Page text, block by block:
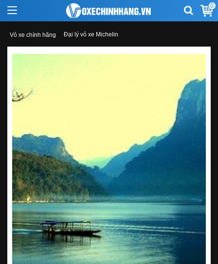
0
Vỏ xe chính hãng Đại lý vỏ xe Michelin